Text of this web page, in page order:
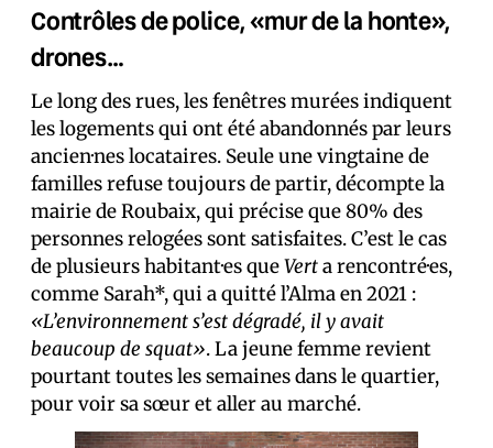
Contrôles de police, «mur de la honte»,
drones…
Le long des rues, les fenêtres murées indiquent
les logements qui ont été abandonnés par leurs
ancien·nes locataires. Seule une vingtaine de
familles refuse toujours de partir, décompte la
mairie de Roubaix, qui précise que 80% des
personnes relogées sont satisfaites. C’est le cas
de plusieurs habitant·es queVerta rencontré·es,
comme Sarah*, qui a quitté l’Alma en 2021 :
«L’environnement s’est dégradé, il y avait
beaucoup de squat». La jeune femme revient
pourtant toutes les semaines dans le quartier,
pour voir sa sœur et aller au marché.